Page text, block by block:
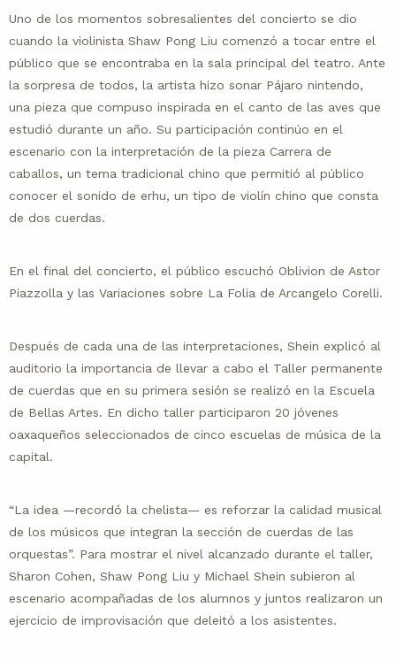
Uno de los momentos sobresalientes del concierto se dio
cuando la violinista Shaw Pong Liu comenzó a tocar entre el
público que se encontraba en la sala principal del teatro. Ante
la sorpresa de todos, la artista hizo sonar Pájaro nintendo,
una pieza que compuso inspirada en el canto de las aves que
estudió durante un año. Su participación continúo en el
escenario con la interpretación de la pieza Carrera de
caballos, un tema tradicional chino que permitió al público
conocer el sonido de erhu, un tipo de violín chino que consta
de dos cuerdas.
En el final del concierto, el público escuchó Oblivion de Astor
Piazzolla y las Variaciones sobre La Folia de Arcangelo Corelli.
Después de cada una de las interpretaciones, Shein explicó al
auditorio la importancia de llevar a cabo el Taller permanente
de cuerdas que en su primera sesión se realizó en la Escuela
de Bellas Artes. En dicho taller participaron 20 jóvenes
oaxaqueños seleccionados de cinco escuelas de música de la
capital.
“La idea —recordó la chelista— es reforzar la calidad musical
de los músicos que integran la sección de cuerdas de las
orquestas”. Para mostrar el nivel alcanzado durante el taller,
Sharon Cohen, Shaw Pong Liu y Michael Shein subieron al
escenario acompañadas de los alumnos y juntos realizaron un
ejercicio de improvisación que deleitó a los asistentes.